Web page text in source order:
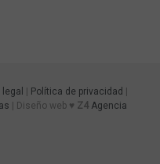
Política de privacidad
| Diseño web ♥ Z4 Agencia